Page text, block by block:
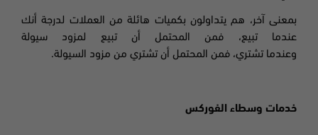
بمعنى آخر، هم يتداولون بكميات هائلة من العملات لدرجة أنك
عندما تبيع، فمن المحتمل أن تبيع لمزود سيولة
وعندما تشتري، فمن المحتمل أن تشتري من مزود السيولة.
خدمات وسطاء الفوركس